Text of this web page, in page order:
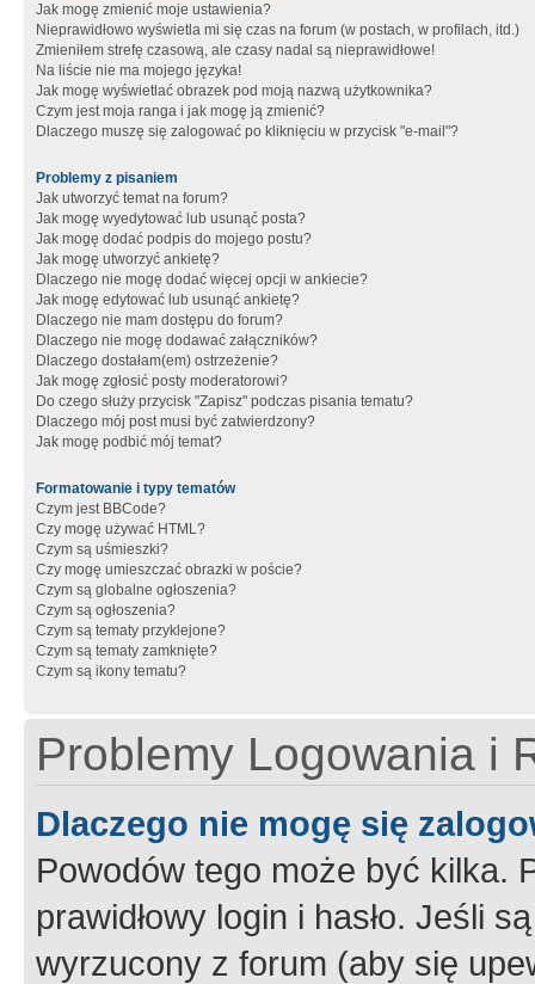
Jak mogę zmienić moje ustawienia?
Nieprawidłowo wyświetla mi się czas na forum (w postach, w profilach, itd.)
Zmieniłem strefę czasową, ale czasy nadal są nieprawidłowe!
Na liście nie ma mojego języka!
Jak mogę wyświetlać obrazek pod moją nazwą użytkownika?
Czym jest moja ranga i jak mogę ją zmienić?
Dlaczego muszę się zalogować po kliknięciu w przycisk "e-mail"?
Problemy z pisaniem
Jak utworzyć temat na forum?
Jak mogę wyedytować lub usunąć posta?
Jak mogę dodać podpis do mojego postu?
Jak mogę utworzyć ankietę?
Dlaczego nie mogę dodać więcej opcji w ankiecie?
Jak mogę edytować lub usunąć ankietę?
Dlaczego nie mam dostępu do forum?
Dlaczego nie mogę dodawać załączników?
Dlaczego dostałam(em) ostrzeżenie?
Jak mogę zgłosić posty moderatorowi?
Do czego służy przycisk "Zapisz" podczas pisania tematu?
Dlaczego mój post musi być zatwierdzony?
Jak mogę podbić mój temat?
Formatowanie i typy tematów
Czym jest BBCode?
Czy mogę używać HTML?
Czym są uśmieszki?
Czy mogę umieszczać obrazki w poście?
Czym są globalne ogłoszenia?
Czym są ogłoszenia?
Czym są tematy przyklejone?
Czym są tematy zamknięte?
Czym są ikony tematu?
Problemy Logowania i
Dlaczego nie mogę się
Powodów tego może być kilka.
prawidłowy login i hasło. Jeśli
wyrzucony z forum (aby się